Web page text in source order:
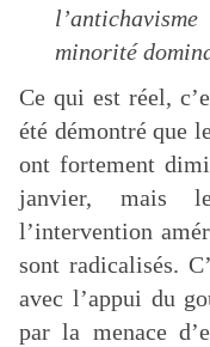
minorité
Ce qui est réel,
été démontré que
ont fortement
janvier, mais
l’intervention
sont radicalisés.
avec l’appui du
par la menace